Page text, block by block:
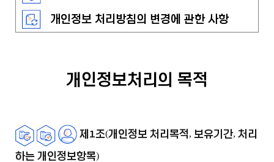
개인정보 처리방침의 변경에 관한 사항
개인정보처리의 목적
제1조(개인정보 처리목적, 보유기간, 처리
하는 개인정보항목)